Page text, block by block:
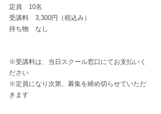
定員　10名
受講料　3,300円（税込み）
持ち物　なし
※受講料は、当日スクール窓口にてお支払いく
ださい
※定員になり次第、募集を締め切らせていただ
きます